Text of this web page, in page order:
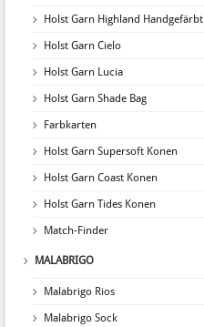
Holst Garn Highland Handgefärbt
Holst Garn Cielo
Holst Garn Lucia
Holst Garn Shade Bag
Farbkarten
Holst Garn Supersoft Konen
Holst Garn Coast Konen
Holst Garn Tides Konen
Match-Finder
MALABRIGO
Malabrigo Rios
Malabrigo Sock